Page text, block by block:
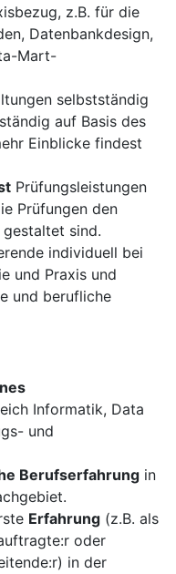
z.B. für die
Datenbankdesign,
Mart-
selbstständig
auf Basis des
Einblicke findest
Prüfungsleistungen
Prüfungen den
sind.
individuell bei
und Praxis und
und berufliche
Informatik, Data
und
Berufserfahrung in
Erfahrung (z.B. als
oder
in der